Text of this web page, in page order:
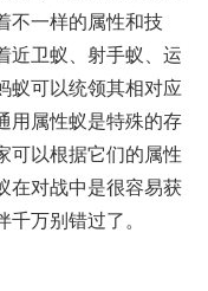
不一样的属性和技
近卫蚁、射手蚁、运
蚁可以统领其相对应
用属性蚁是特殊的存
可以根据它们的属性
在对战中是很容易获
万别错过了。